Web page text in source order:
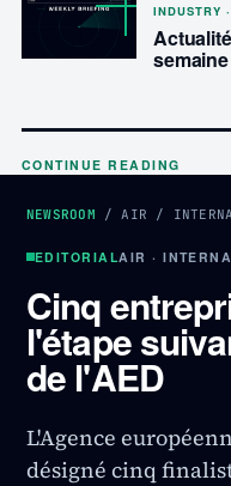
INDUSTRY
CONTINUE READING
NEWSROOM /AIR /
EDITORIALAIR ·
Cinq
l'étape
de l'AED
L'Agence
désigné cinq